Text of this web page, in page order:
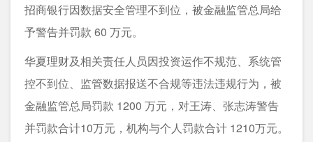
招商银行因数据安全管理不到位，被金融监管总局给
予警告并罚款 60 万元。
华夏理财及相关责任人员因投资运作不规范、系统管
控不到位、监管数据报送不合规等违法违规行为，被
金融监管总局罚款 1200 万元，对王涛、张志涛警告
并罚款合计10万元，机构与个人罚款合计 1210万元。